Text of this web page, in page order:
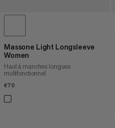
Massone Light Longsleeve
Women
Haut à manches longues
multifonctionnel
€70